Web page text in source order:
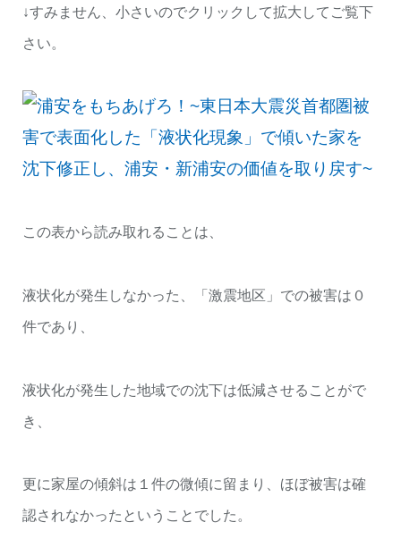
↓すみません、小さいのでクリックして拡大してご覧下
さい。
この表から読み取れることは、
液状化が発生しなかった、「激震地区」での被害は０
件であり、
液状化が発生した地域での沈下は低減させることがで
き、
更に家屋の傾斜は１件の微傾に留まり、ほぼ被害は確
認されなかったということでした。